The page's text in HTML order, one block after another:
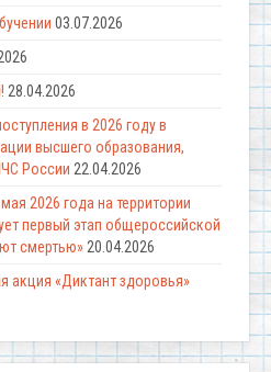
03.07.2026
28.04.2026
в 2026 году в
высшего образования,
России 22.04.2026
2026 года на территории
первый этап общероссийской
смертью»20.04.2026
акция «Диктант здоровья»